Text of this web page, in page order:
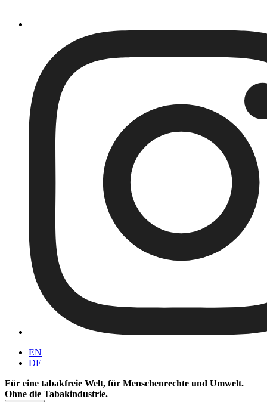
EN
DE
Für eine tabakfreie Welt, für Menschenrechte und Umwelt.
Ohne die Tabakindustrie.